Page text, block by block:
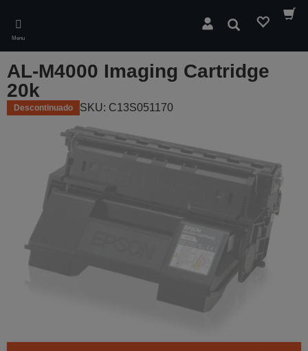
main
content
Menu
Pesquisar
AL-M4000 Imaging Cartridge
20k
Descontinuado SKU: C13S051170